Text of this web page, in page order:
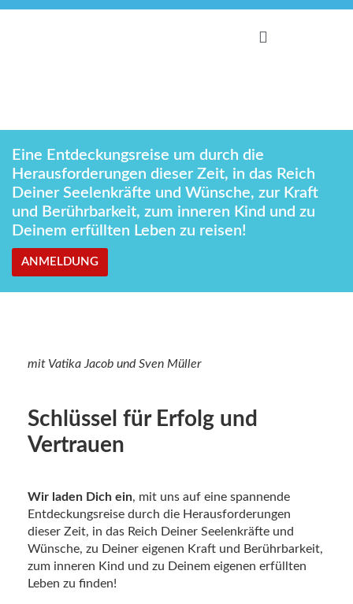
Eine Entdeckungsreise um durch die
Herausforderungen dieser Zeit, in das Reich
Deiner Seelenkräfte und Wünsche, zur Kraft
und Berührbarkeit, zum inneren Kind und zu
Deinem erfüllten Leben zu reisen!
ANMELDUNG
mit Vatika Jacob und Sven Müller
Schlüssel für Erfolg und
Vertrauen
Wir laden Dich ein, mit uns auf eine spannende
Entdeckungsreise durch die Herausforderungen
dieser Zeit, in das Reich Deiner Seelenkräfte und
Wünsche, zu Deiner eigenen Kraft und Berührbarkeit,
zum inneren Kind und zu Deinem eigenen erfüllten
Leben zu finden!